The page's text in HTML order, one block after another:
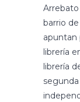
barrio
apuntan
librería
librería